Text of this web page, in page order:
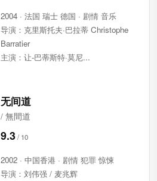
2004 · 法国 瑞士 德国 · 剧情 音乐
导演：克里斯托夫·巴拉蒂 Christophe
Barratier
主演：让-巴蒂斯特·莫尼...
无间道
/ 無間道
9.3
2002 · 中国香港 · 剧情 犯罪 惊悚
导演：刘伟强 / 麦兆辉